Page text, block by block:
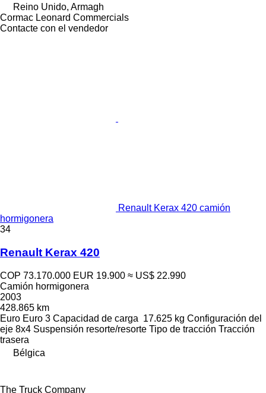
Reino Unido, Armagh
Cormac Leonard Commercials
Contacte con el vendedor
Renault Kerax 420 camión
hormigonera
34
Renault Kerax 420
COP 73.170.000 EUR 19.900 ≈ US$ 22.990
Camión hormigonera
2003
428.865 km
Euro Euro 3 Capacidad de carga 17.625 kg Configuración del
eje 8x4 Suspensión resorte/resorte Tipo de tracción Tracción
trasera
Bélgica
The Truck Company